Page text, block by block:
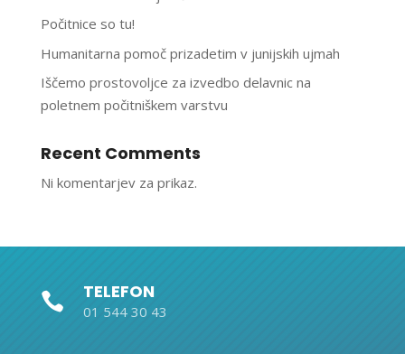
Počitnice so tu!
Humanitarna pomoč prizadetim v junijskih ujmah
Iščemo prostovoljce za izvedbo delavnic na
poletnem počitniškem varstvu
Recent Comments
Ni komentarjev za prikaz.
 TELEFON
01 544 30 43